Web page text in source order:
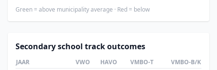
Green = above municipality average · Red = below
Secondary school track outcomes
JAAR VWO HAVO VMBO-T VMBO-B/K